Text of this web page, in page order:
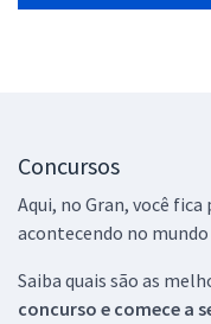
Concursos
Aqui, no Gran, você
acontecendo no mundo
Saiba quais são as
concurso e comece a